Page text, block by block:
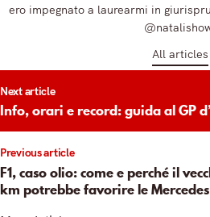
ero impegnato a laurearmi in
All articles
Previous article
F1, caso olio: come e perché il
km potrebbe favorire le Mercedes
Next article
Info, orari e record: guida al GP